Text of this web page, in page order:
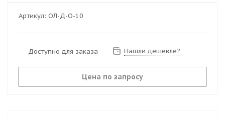
Артикул: ОЛ-Д-О-10
Доступно для заказа Нашли дешевле?
Цена по запросу